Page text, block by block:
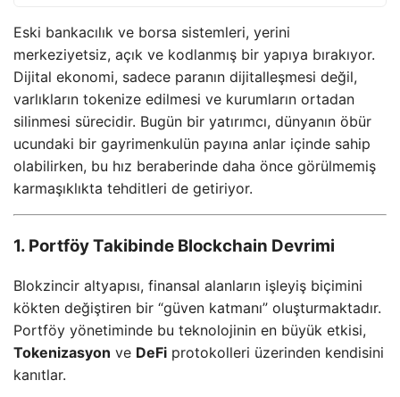
Eski bankacılık ve borsa sistemleri, yerini
merkeziyetsiz, açık ve kodlanmış bir yapıya bırakıyor.
Dijital ekonomi, sadece paranın dijitalleşmesi değil,
varlıkların tokenize edilmesi ve kurumların ortadan
silinmesi sürecidir. Bugün bir yatırımcı, dünyanın öbür
ucundaki bir gayrimenkulün payına anlar içinde sahip
olabilirken, bu hız beraberinde daha önce görülmemiş
karmaşıklıkta tehditleri de getiriyor.
1. Portföy Takibinde Blockchain Devrimi
Blokzincir altyapısı, finansal alanların işleyiş biçimini
kökten değiştiren bir “güven katmanı” oluşturmaktadır.
Portföy yönetiminde bu teknolojinin en büyük etkisi,
Tokenizasyon ve DeFi protokolleri üzerinden kendisini
kanıtlar.